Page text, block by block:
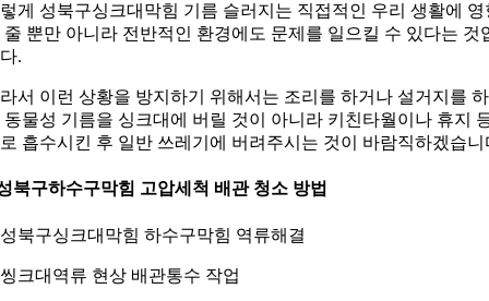
게 성북구싱크대막힘 기름 슬러지는 직접적인 우리 생활에 영
줄 뿐만 아니라 전반적인 환경에도 문제를 일으킬 수 있다는 것
.
서 이런 상황을 방지하기 위해서는 조리를 하거나 설거지를
동물성 기름을 싱크대에 버릴 것이 아니라 키친타월이나 휴지
흡수시킨 후 일반 쓰레기에 버려주시는 것이 바람직하겠습니
북구하수구막힘 고압세척 배관 청소 방법
크대역류 현상 배관통수 작업